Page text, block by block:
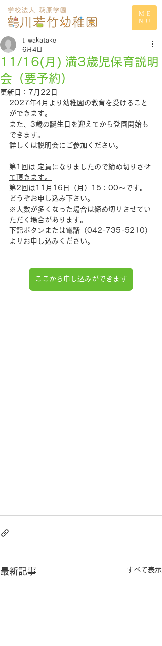
ME
NU
11/16(月) 満3歳児保育説明
会（要予約）
t-wakatake
6月4日
更新日： 7月22日
2027年4月より幼稚園の教育を受けること
ができます。
また、3歳の誕生日を迎えてから登園開始も
できます。
詳しくは説明会にご参加ください。
第1回は 定員になりましたので締め切りさせ
て頂きます。
第2回は11月16日（月）15：00～です。
どうぞお申し込み下さい。
※人数が多くなった場合は締め切りさせてい
ただく場合があります。
下記ボタンまたは電話（042-735-5210）
よりお申し込みください。
ここから申し込みができます
最新記事 すべて表示